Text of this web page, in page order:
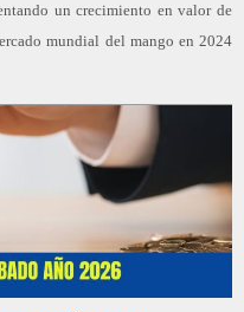
un crecimiento en valor de
mundial del mango en 2024